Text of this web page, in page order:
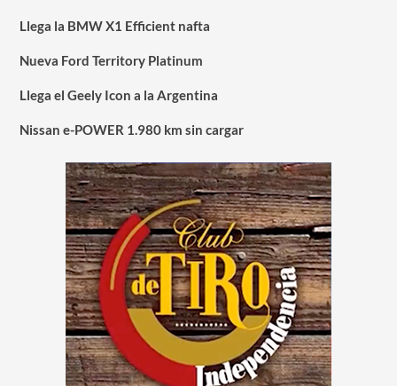
Llega la BMW X1 Efficient nafta
Nueva Ford Territory Platinum
Llega el Geely Icon a la Argentina
Nissan e-POWER 1.980 km sin cargar